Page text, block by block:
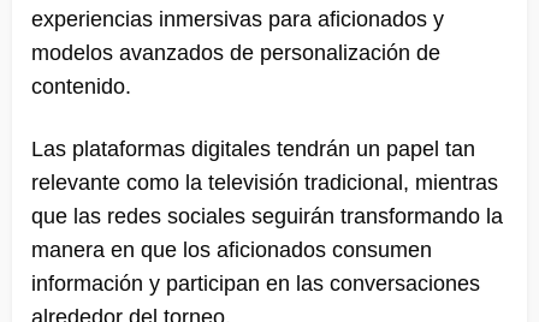
experiencias inmersivas para aficionados y
modelos avanzados de personalización de
contenido.
Las plataformas digitales tendrán un papel tan
relevante como la televisión tradicional, mientras
que las redes sociales seguirán transformando la
manera en que los aficionados consumen
información y participan en las conversaciones